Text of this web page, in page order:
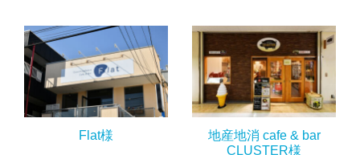
Flat様
地産地消 cafe & bar
CLUSTER様